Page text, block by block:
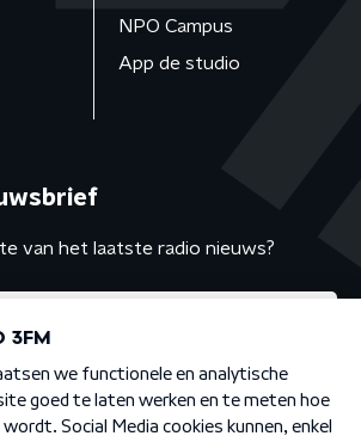
NPO Campus
App de studio
van het laatste radio nieuws?